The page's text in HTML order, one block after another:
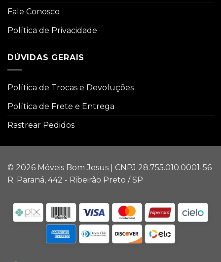
Fale Conosco
Política de Privacidade
DÚVIDAS GERAIS
Política de Trocas e Devoluções
Política de Frete e Entrega
Rastrear Pedidos
© 2026 Móveis Bom Jesus | CNPJ 28.755.010.0001-56
R. Paraná, 442 - Ribeirão Preto / SP